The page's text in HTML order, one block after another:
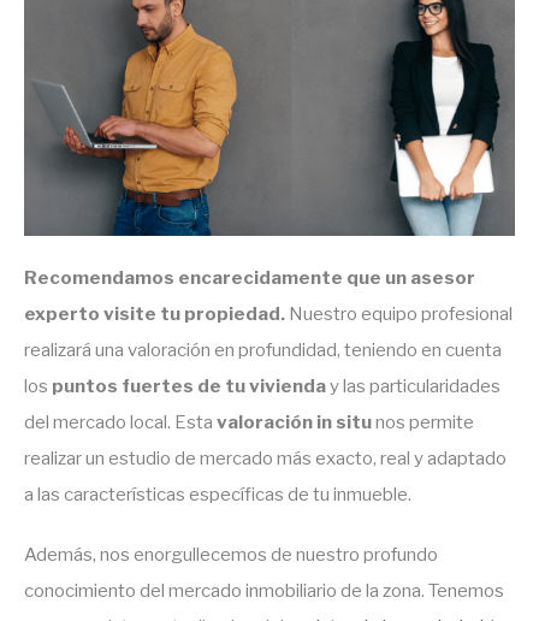
Recomendamos encarecidamente que un asesor
experto visite tu propiedad. Nuestro equipo profesional
realizará una valoración en profundidad, teniendo en cuenta
los puntos fuertes de tu vivienday las particularidades
del mercado local. Esta valoración in situnos permite
realizar un estudio de mercado más exacto, real y adaptado
a las características específicas de tu inmueble.
Además, nos enorgullecemos de nuestro profundo
conocimiento del mercado inmobiliario de la zona. Tenemos